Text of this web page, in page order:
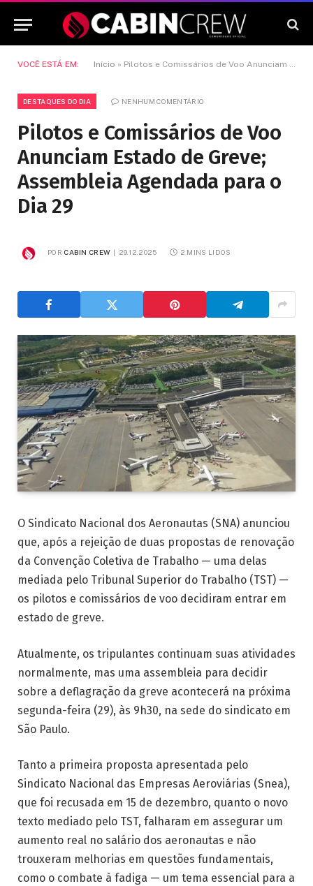
VOCÊ ESTÁ EM: Início » Pilotos e Comissários de Voo Anunciam Estado de Greve; Assembleia Agendada para o Dia 29
DESTAQUES DO DIA NENHUM COMENTÁRIO
Pilotos e Comissários de Voo
Anunciam Estado de Greve;
Assembleia Agendada para o
Dia 29
POR CABIN CREW 29.12.2025 2 MINS LIDOS
O Sindicato Nacional dos Aeronautas (SNA) anunciou
que, após a rejeição de duas propostas de renovação
da Convenção Coletiva de Trabalho — uma delas
mediada pelo Tribunal Superior do Trabalho (TST) —
os pilotos e comissários de voo decidiram entrar em
estado de greve.
Atualmente, os tripulantes continuam suas atividades
normalmente, mas uma assembleia para decidir
sobre a deflagração da greve acontecerá na próxima
segunda-feira (29), às 9h30, na sede do sindicato em
São Paulo.
Tanto a primeira proposta apresentada pelo
Sindicato Nacional das Empresas Aeroviárias (Snea),
que foi recusada em 15 de dezembro, quanto o novo
texto mediado pelo TST, falharam em assegurar um
aumento real no salário dos aeronautas e não
trouxeram melhorias em questões fundamentais,
como o combate à fadiga — um tema essencial para a